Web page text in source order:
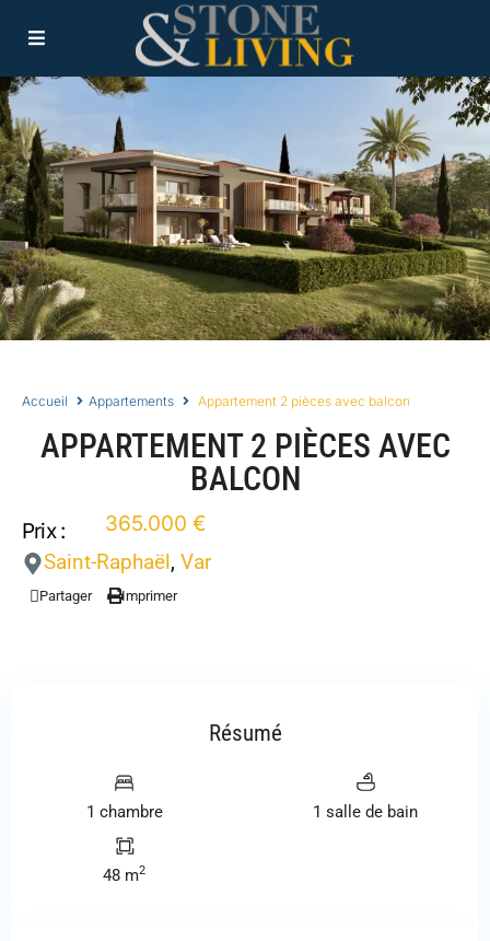
Accueil Appartements Appartement 2 pièces avec balcon
APPARTEMENT 2 PIÈCES AVEC
BALCON
Prix :
365.000 €
Saint-Raphaël, Var
Partager Imprimer
Résumé
1 chambre 1 salle de bain
48 m2